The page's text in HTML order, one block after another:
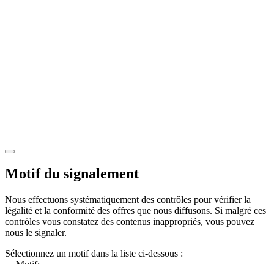
Motif du signalement
Nous effectuons systématiquement des contrôles pour vérifier la
légalité et la conformité des offres que nous diffusons. Si malgré ces
contrôles vous constatez des contenus inappropriés, vous pouvez
nous le signaler.
Sélectionnez un motif dans la liste ci-dessous :